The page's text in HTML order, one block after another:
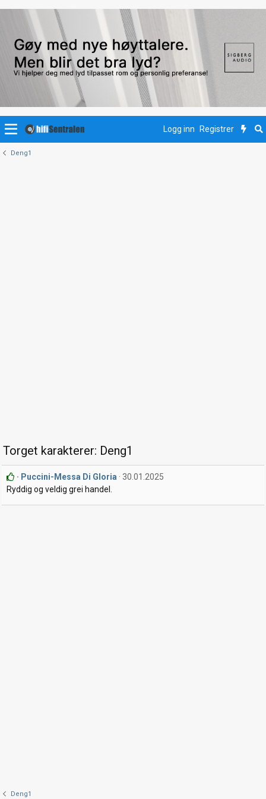
Logg inn Registrer
Deng1
Torget karakterer: Deng1
Puccini-Messa Di Gloria
30.01.2025
Ryddig og veldig grei handel.
Deng1